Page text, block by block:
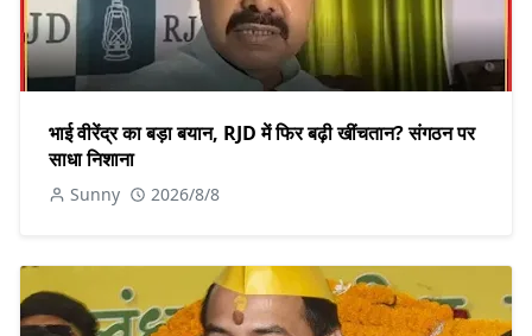
भाई वीरेंद्र का बड़ा बयान, RJD में फिर बढ़ी खींचतान? संगठन पर
साधा निशाना
Sunny 2026/8/8